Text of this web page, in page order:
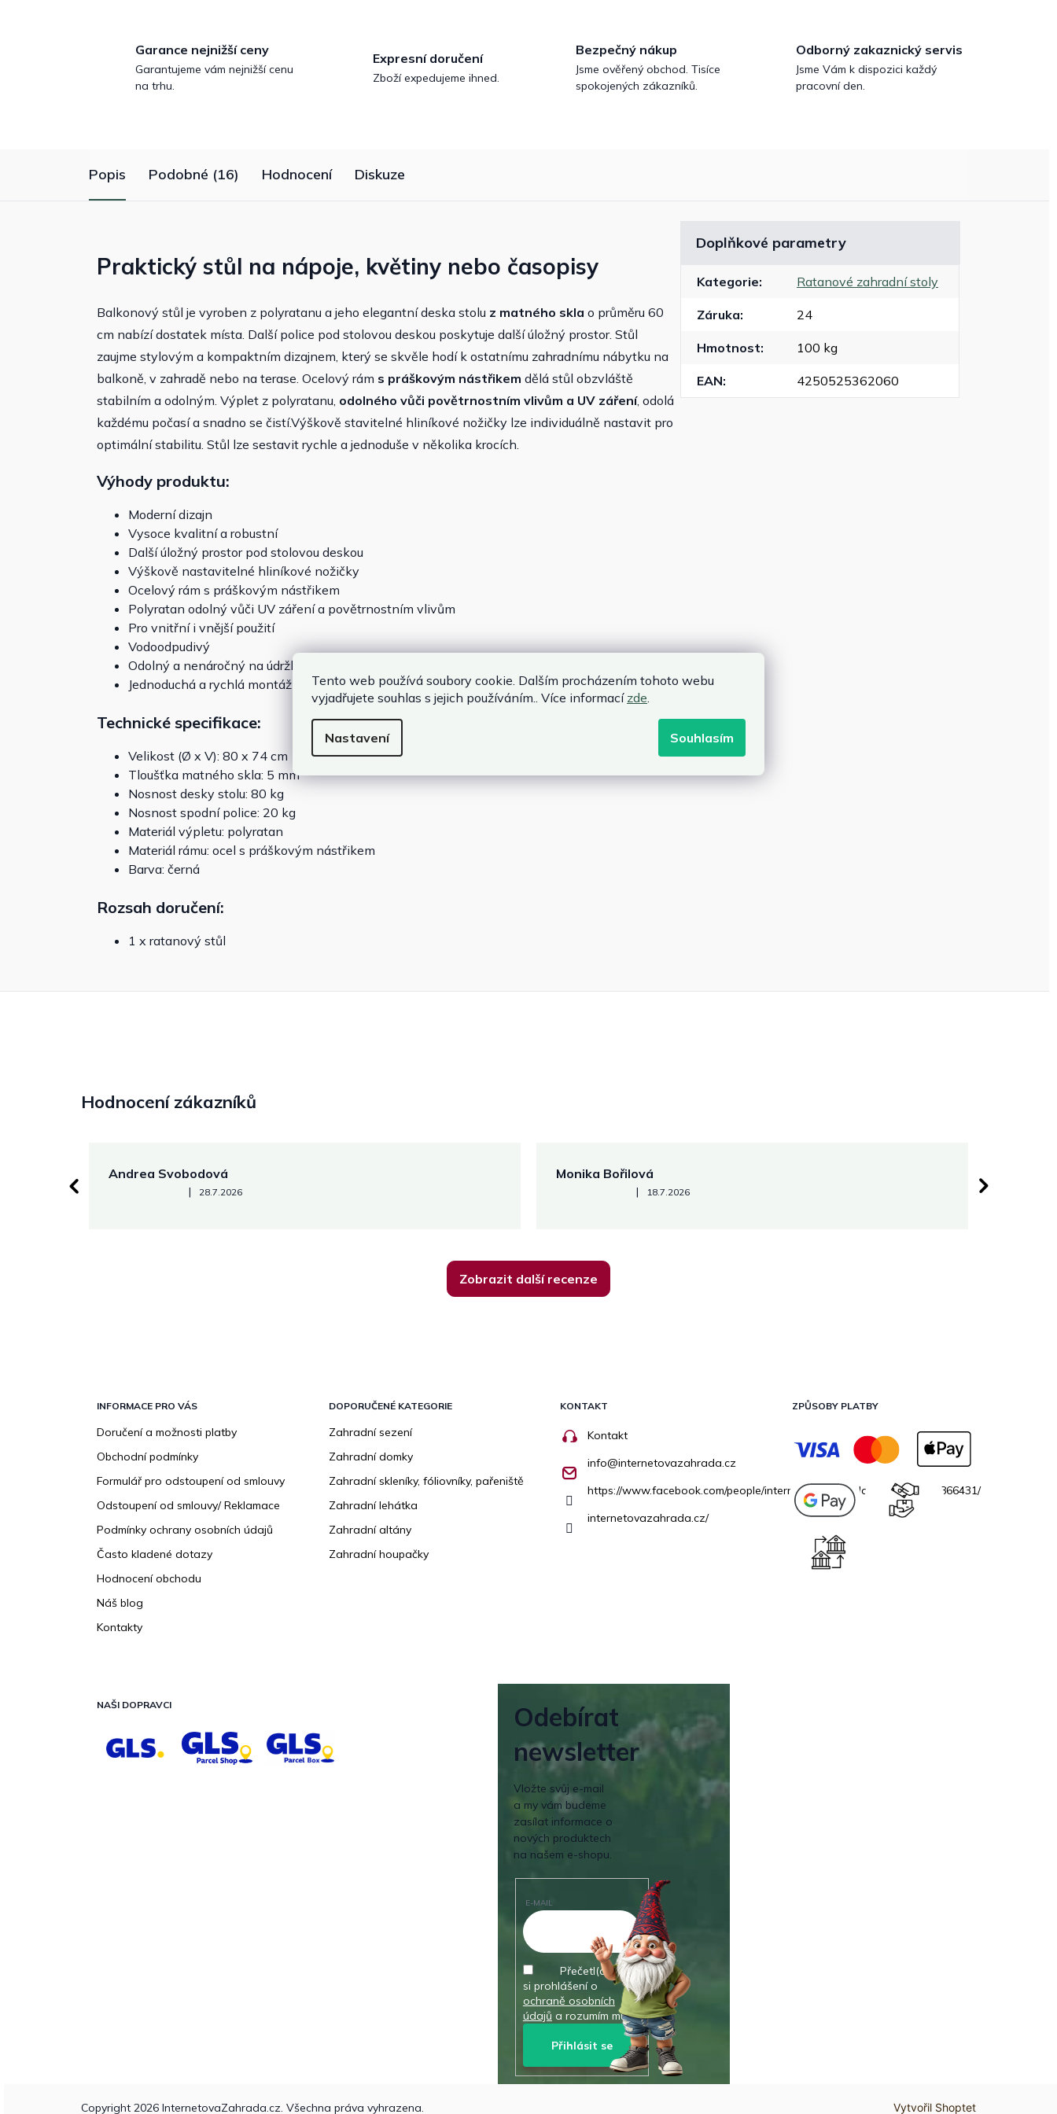
Tento web používá soubory cookie. Dalším procházením tohoto webu
vyjadřujete souhlas s jejich používáním.. Více informací zde.
Nastavení Souhlasím
Garance nejnižší ceny
Garantujeme vám nejnižší cenu
na trhu.
Expresní doručení
Zboží expedujeme ihned.
Bezpečný nákup
Jsme ověřený obchod. Tisíce
spokojených zákazníků.
Odborný zakaznický servis
Jsme Vám k dispozici každý
pracovní den.
Popis Podobné (16) Hodnocení Diskuze
Praktický stůl na nápoje, květiny nebo časopisy
Balkonový stůl je vyroben z polyratanu a jeho elegantní deska stolu z matného skla o průměru 60
cm nabízí dostatek místa. Další police pod stolovou deskou poskytuje další úložný prostor. Stůl
zaujme stylovým a kompaktním dizajnem, který se skvěle hodí k ostatnímu zahradnímu nábytku na
balkoně, v zahradě nebo na terase. Ocelový rám s práškovým nástřikem dělá stůl obzvláště
stabilním a odolným. Výplet z polyratanu, odolného vůči povětrnostním vlivům a UV záření, odolá
každému počasí a snadno se čistí.Výškově stavitelné hliníkové nožičky lze individuálně nastavit pro
optimální stabilitu. Stůl lze sestavit rychle a jednoduše v několika krocích.
Výhody produktu:
Moderní dizajn
Vysoce kvalitní a robustní
Další úložný prostor pod stolovou deskou
Výškově nastavitelné hliníkové nožičky
Ocelový rám s práškovým nástřikem
Polyratan odolný vůči UV záření a povětrnostním vlivům
Pro vnitřní i vnější použití
Vodoodpudivý
Odolný a nenáročný na údržbu
Jednoduchá a rychlá montáž
Technické specifikace:
Velikost (Ø x V): 80 x 74 cm
Tloušťka matného skla: 5 mm
Nosnost desky stolu: 80 kg
Nosnost spodní police: 20 kg
Materiál výpletu: polyratan
Materiál rámu: ocel s práškovým nástřikem
Barva: černá
Rozsah doručení:
1 x ratanový stůl
Doplňkové parametry
Kategorie: Ratanové zahradní stoly
Záruka: 24
Hmotnost: 100 kg
EAN: 4250525362060
Hodnocení zákazníků
Andrea Svobodová
Hodnocení obchodu je 5 z 5 hvězdiček.
| 28.7.2026
Monika Bořilová
Hodnocení obchodu je 5 z 5 hvězdiček.
| 18.7.2026
Zobrazit další recenze
INFORMACE PRO VÁS
Doručení a možnosti platby
Obchodní podmínky
Formulář pro odstoupení od smlouvy
Odstoupení od smlouvy/ Reklamace
Podmínky ochrany osobních údajů
Často kladené dotazy
Hodnocení obchodu
Náš blog
Kontakty
DOPORUČENÉ KATEGORIE
Zahradní sezení
Zahradní domky
Zahradní skleníky, fóliovníky, pařeniště
Zahradní lehátka
Zahradní altány
Zahradní houpačky
KONTAKT
Kontakt
info@internetovazahrada.cz
https://www.facebook.com/people/internetovazahradacz/100069706866431/
internetovazahrada.cz/
ZPŮSOBY PLATBY
NAŠI DOPRAVCI
Odebírat
newsletter
Vložte svůj e-mail
a my vám budeme
zasílat informace o
nových produktech
na našem e-shopu.
E-MAIL
Přečetl(a) jsem
si prohlášení o
ochraně osobních
údajů a rozumím mu.
Přihlásit se
Vytvořil Shoptet
Copyright 2026 InternetovaZahrada.cz. Všechna práva vyhrazena.